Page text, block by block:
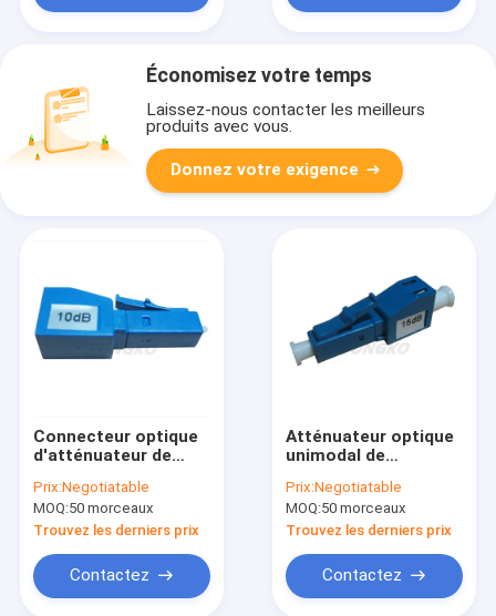
Économisez votre temps
Laissez-nous contacter les meilleurs
produits avec vous.
Donnez votre exigence
Connecteur optique
d'atténuateur de
LC/UPC RPA
Prix:Negotiatable
MOQ:50 morceaux
Trouvez les derniers prix
Contactez
Atténuateur optique
unimodal de
de LC 15db UPC
Prix:Negotiatable
MOQ:50 morceaux
Trouvez les derniers prix
Contactez